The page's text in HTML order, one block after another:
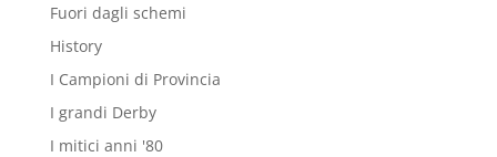
Fuori dagli schemi
History
I Campioni di Provincia
I grandi Derby
I mitici anni '80